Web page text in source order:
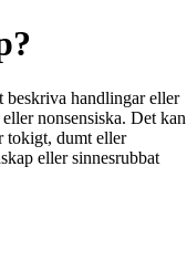
beskriva handlingar eller
nonsensiska. Det kan
tokigt, dumt eller
eller sinnesrubbat